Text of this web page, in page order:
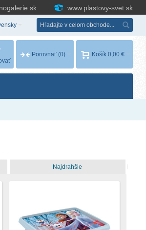
www.plastovy-svet.sk
Košík 0,00 €
Porovnať (0)
Najdrahšie